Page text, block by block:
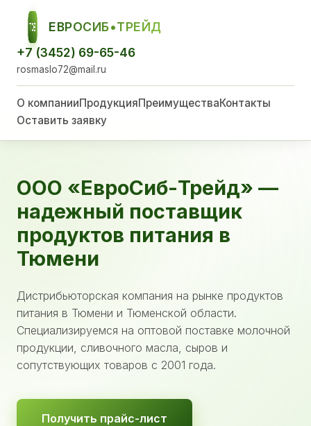
ЕСТ
ЕВРОСИБ•ТРЕЙД
+7 (3452) 69-65-46
rosmaslo72@mail.ru
О компанииПродукцияПреимуществаКонтакты
Оставить заявку
ООО «ЕвроСиб-Трейд» —
надежный поставщик
продуктов питания в
Тюмени
Дистрибьюторская компания на рынке продуктов
питания в Тюмени и Тюменской области.
Специализируемся на оптовой поставке молочной
продукции, сливочного масла, сыров и
сопутствующих товаров с 2001 года.
Получить прайс-лист